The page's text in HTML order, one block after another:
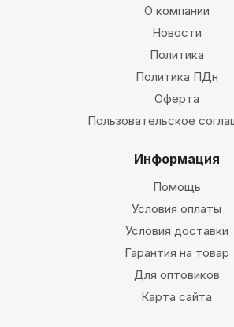
О компании
Новости
Политика
Политика ПДн
Оферта
Пользовательское
Информация
Помощь
Условия оплаты
Условия доставки
Гарантия на товар
Для оптовиков
Карта сайта